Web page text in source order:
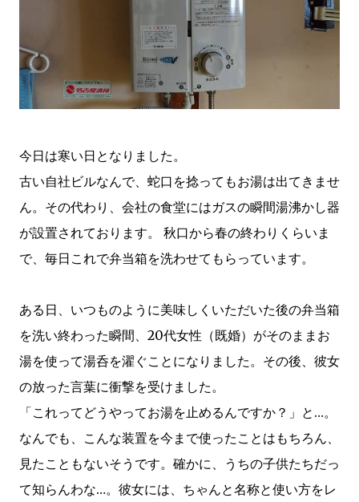
今日は寒い日となりました。
古い自社ビルなんで、蛇口を捻ってもお湯は出てきませ
ん。その代わり、会社の食堂にはガスの瞬間湯沸かし器
が設置されております。 秋口から春の終わりくらいま
で、毎日これで弁当箱を洗わせてもらっています。
ある日、いつものように美味しくいただいた後の弁当箱
を洗い終わった瞬間、20代女性（既婚）がそのままお
湯を使って湯呑を濯ぐことになりました。その後、彼女
の放った言葉に衝撃を受けました。
「これってどうやってお湯を止めるんですか？」と…。
なんでも、こんな装置を今まで使ったことはもちろん、
見たこともないそうです。確かに、うちの子供たちだっ
て知らんわな…。彼女には、ちゃんと名称と使い方をレ